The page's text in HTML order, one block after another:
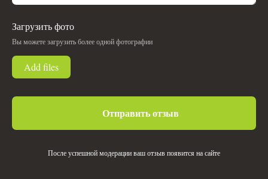
Загрузить фото
Вы можете загрузить более одной фотографии
Add files
Отправить отзыв
После успешной модерации ваш отзыв появится на сайте